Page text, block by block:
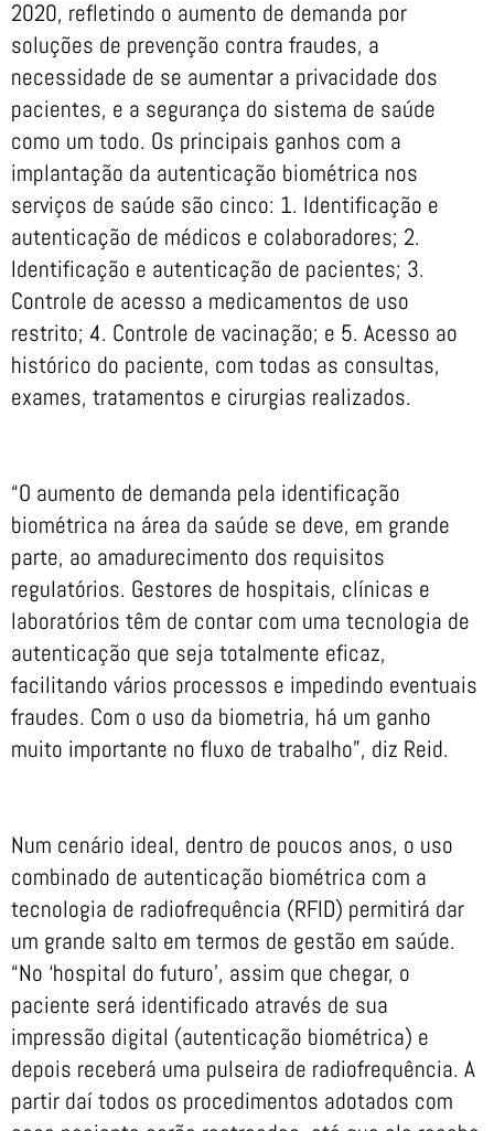
2020, refletindo o aumento de demanda por
soluções de prevenção contra fraudes, a
necessidade de se aumentar a privacidade dos
pacientes, e a segurança do sistema de saúde
como um todo. Os principais ganhos com a
implantação da autenticação biométrica nos
serviços de saúde são cinco: 1. Identificação e
autenticação de médicos e colaboradores; 2.
Identificação e autenticação de pacientes; 3.
Controle de acesso a medicamentos de uso
restrito; 4. Controle de vacinação; e 5. Acesso ao
histórico do paciente, com todas as consultas,
exames, tratamentos e cirurgias realizados.
“O aumento de demanda pela identificação
biométrica na área da saúde se deve, em grande
parte, ao amadurecimento dos requisitos
regulatórios. Gestores de hospitais, clínicas e
laboratórios têm de contar com uma tecnologia de
autenticação que seja totalmente eficaz,
facilitando vários processos e impedindo eventuais
fraudes. Com o uso da biometria, há um ganho
muito importante no fluxo de trabalho”, diz Reid.
Num cenário ideal, dentro de poucos anos, o uso
combinado de autenticação biométrica com a
tecnologia de radiofrequência (RFID) permitirá dar
um grande salto em termos de gestão em saúde.
“No ‘hospital do futuro’, assim que chegar, o
paciente será identificado através de sua
impressão digital (autenticação biométrica) e
depois receberá uma pulseira de radiofrequência. A
partir daí todos os procedimentos adotados com